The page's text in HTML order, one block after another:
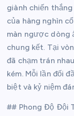
giành chiến
của hàng nghìn
màn ngược dòng
chung kết. Tại
đã chạm trán
kém. Mỗi lần đối
biệt và kỷ niệm
## Phong Độ Đội